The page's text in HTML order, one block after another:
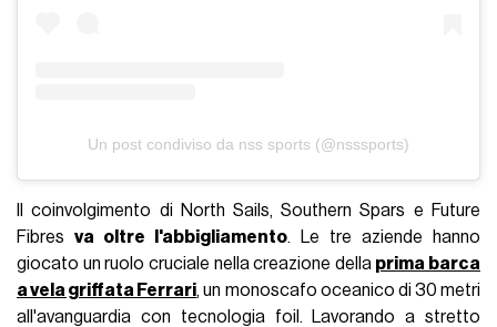
Un post condiviso da nss sports (@nsssports)
Il coinvolgimento di North Sails, Southern Spars e Future
Fibresva oltre l'abbigliamento. Le tre aziende hanno
giocato un ruolo cruciale nella creazione della prima barca
a vela griffata Ferrari, un monoscafo oceanico di 30 metri
all'avanguardia con tecnologia foil. Lavorando a stretto